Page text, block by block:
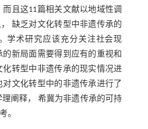
且这11篇相关文献以地域性调
缺乏对文化转型中非遗传承的
学术研究应该充分关注社会现
新局面需要得到应有的重视和
转型中非遗传承的现实情况进
文化转型中的非遗传承进行了
阐释， 希冀为非遗传承的可持
。